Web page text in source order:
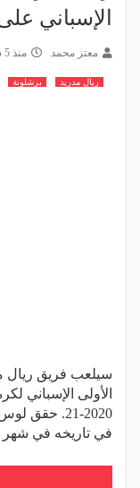
الإسباني
معتز محمد منذ 5 سنوات
ريال مدريد برشلونة
سيلعب فريق ريال
الأولى الإسباني
2020-21.
في تاريخه في شهر